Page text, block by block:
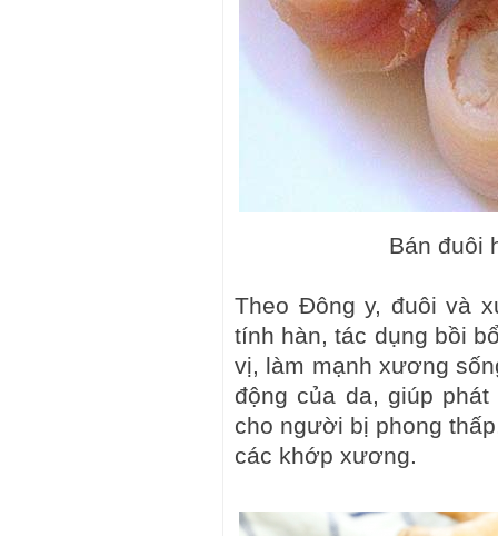
Bán đuôi
Theo Đông y, đuôi và
tính hàn, tác dụng bồi
vị, làm mạnh xương
động của da, giúp
cho người bị phong
các khớp xương.